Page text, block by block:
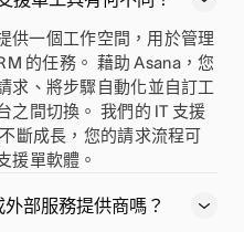
供一個工作空間，用於管理
的任務。 藉助 Asana，您
求、將步驟自動化並自訂工
之間切換。 我們的 IT 支援
斷成長，您的請求流程可
援單軟體。
部服務提供商嗎？